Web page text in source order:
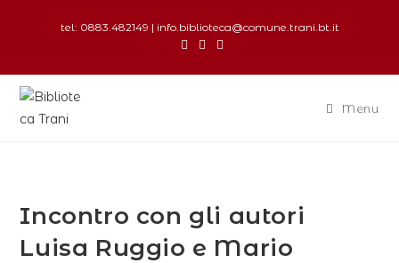
tel: 0883.482149 | info.biblioteca@comune.trani.bt.it
Menu
Incontro con gli autori
Luisa Ruggio e Mario